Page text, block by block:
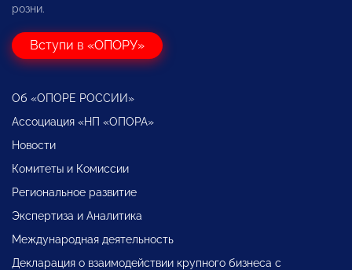
розни.
Вступи в «ОПОРУ»
Об «ОПОРЕ РОССИИ»
Ассоциация «НП «ОПОРА»
Новости
Комитеты и Комиссии
Региональное развитие
Экспертиза и Аналитика
Международная деятельность
Декларация о взаимодействии крупного бизнеса с